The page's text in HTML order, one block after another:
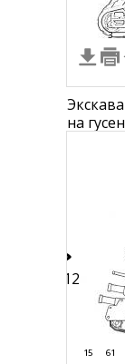
3
на
112
15 61